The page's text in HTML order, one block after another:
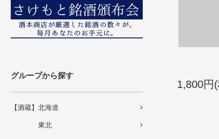
グループから探す
【酒蔵】北海道
東北
1,800円